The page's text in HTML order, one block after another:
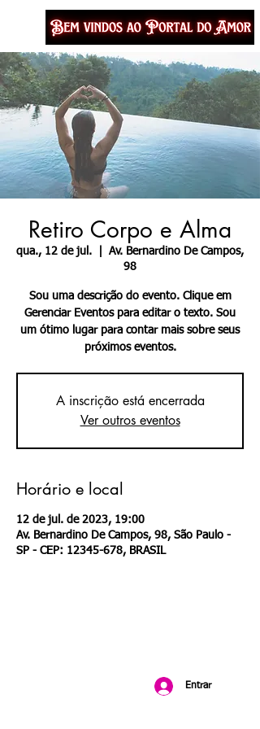
Retiro Corpo e Alma
qua., 12 de jul.
Av. Bernardino De Campos,
98
Sou uma descrição do evento. Clique em
Gerenciar Eventos para editar o texto. Sou
um ótimo lugar para contar mais sobre seus
próximos eventos.
A inscrição está encerrada
Ver outros eventos
Horário e local
12 de jul. de 2023, 19:00
Av. Bernardino De Campos, 98, São Paulo -
SP - CEP: 12345-678, BRASIL
Entrar